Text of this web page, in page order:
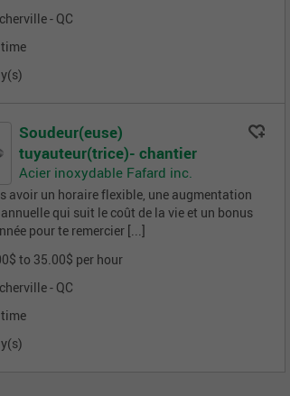
- QC
Soudeur(euse)
tuyauteur(trice)- chantier
Acier inoxydable Fafard inc.
avoir un horaire flexible, une augmentation
qui suit le coût de la vie et un bonus
pour te remercier [...]
to 35.00$ per hour
- QC